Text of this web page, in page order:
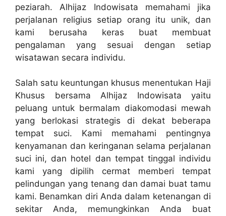
peziarah. Alhijaz Indowisata memahami jika
perjalanan religius setiap orang itu unik, dan
kami berusaha keras buat membuat
pengalaman yang sesuai dengan setiap
wisatawan secara individu.
Salah satu keuntungan khusus menentukan Haji
Khusus bersama Alhijaz Indowisata yaitu
peluang untuk bermalam diakomodasi mewah
yang berlokasi strategis di dekat beberapa
tempat suci. Kami memahami pentingnya
kenyamanan dan keringanan selama perjalanan
suci ini, dan hotel dan tempat tinggal individu
kami yang dipilih cermat memberi tempat
pelindungan yang tenang dan damai buat tamu
kami. Benamkan diri Anda dalam ketenangan di
sekitar Anda, memungkinkan Anda buat